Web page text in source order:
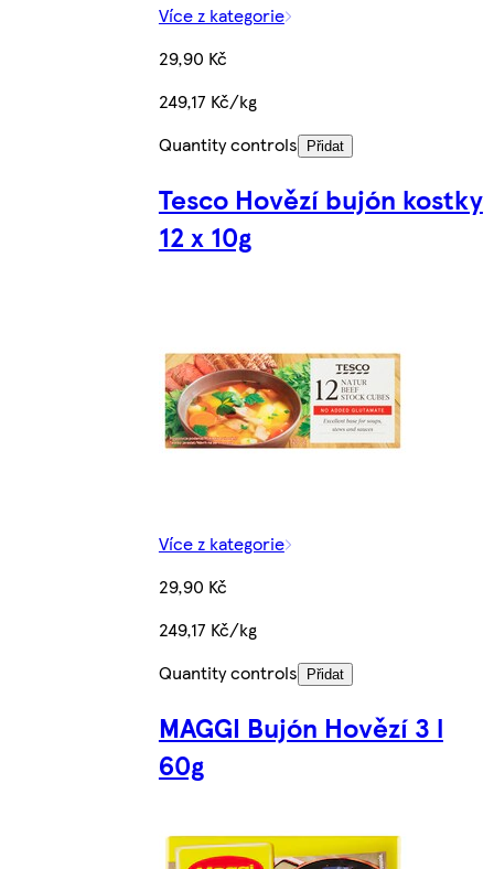
Více z kategorie
29,90 Kč
249,17 Kč/kg
Quantity controls
Přidat
Tesco Hovězí bujón kostky
12 x 10g
Více z kategorie
29,90 Kč
249,17 Kč/kg
Quantity controls
Přidat
MAGGI Bujón Hovězí 3 l
60g